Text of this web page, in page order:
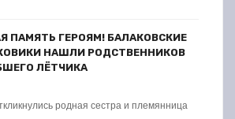
ПАМЯТЬ ГЕРОЯМ! БАЛАКОВСКИЕ
НАШЛИ РОДСТВЕННИКОВ
ЛЁТЧИКА
родная сестра и племянница